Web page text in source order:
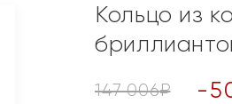
Кольцо из
147 006₽ -